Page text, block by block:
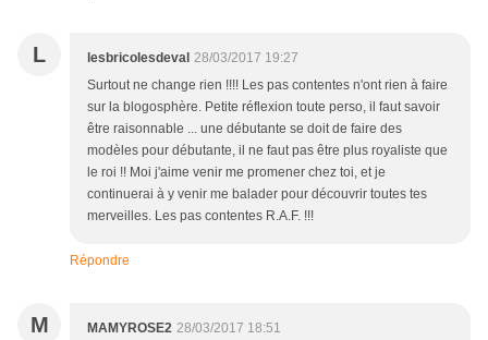
L lesbricolesdeval 28/03/2017 19:27
Surtout ne change rien !!!! Les pas contentes n'ont rien à faire
sur la blogosphère. Petite réflexion toute perso, il faut savoir
être raisonnable ... une débutante se doit de faire des
modèles pour débutante, il ne faut pas être plus royaliste que
le roi !! Moi j'aime venir me promener chez toi, et je
continuerai à y venir me balader pour découvrir toutes tes
merveilles. Les pas contentes R.A.F. !!!
Répondre
M MAMYROSE2 28/03/2017 18:51